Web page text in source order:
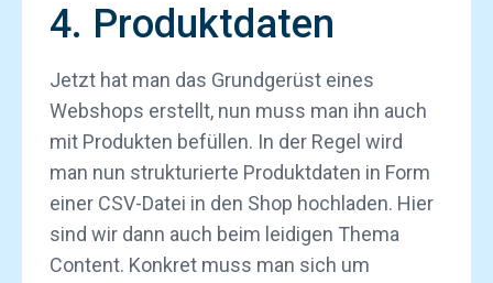
4. Produktdaten
Jetzt hat man das Grundgerüst eines
Webshops erstellt, nun muss man ihn auch
mit Produkten befüllen. In der Regel wird
man nun strukturierte Produktdaten in Form
einer CSV-Datei in den Shop hochladen. Hier
sind wir dann auch beim leidigen Thema
Content. Konkret muss man sich um